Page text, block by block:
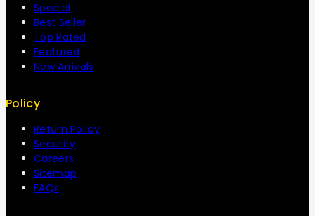
Special
Best Seller
Top Rated
Featured
New Arrivals
Policy
Return Policy
Security
Careers
Sitemap
FAQs